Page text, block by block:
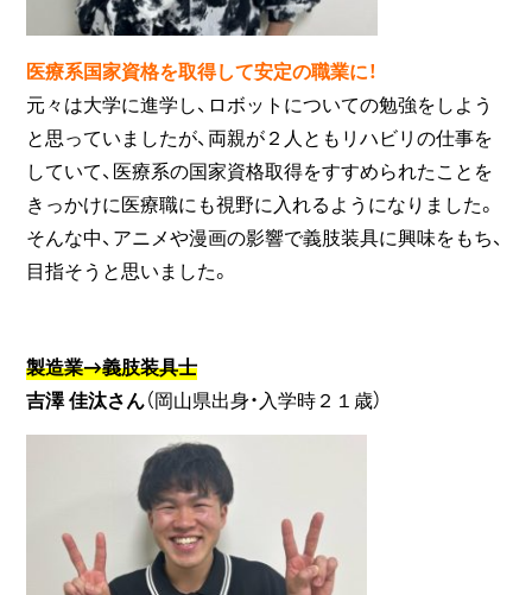
医療系国家資格を取得して安定の職業に！
元々は大学に進学し、ロボットについての勉強をしよう
と思っていましたが、両親が２人ともリハビリの仕事を
していて、医療系の国家資格取得をすすめられたことを
きっかけに医療職にも視野に入れるようになりました。
そんな中、アニメや漫画の影響で義肢装具に興味をもち、
目指そうと思いました。
製造業→義肢装具士
吉澤 佳汰さん（岡山県出身・入学時２１歳）